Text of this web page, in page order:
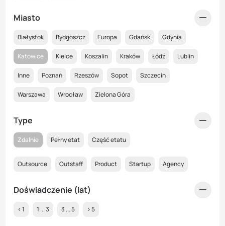
Miasto
Białystok Bydgoszcz Europa Gdańsk Gdynia
Katowice Kielce Koszalin Kraków Łódź Lublin
Inne Poznań Rzeszów Sopot Szczecin
Warszawa Wrocław Zielona Góra
Type
Zdalnie Pełny etat Część etatu
Outsource Outstaff Product Startup Agency
Doświadczenie (lat)
< 1 1 ... 3 3 ... 5 > 5